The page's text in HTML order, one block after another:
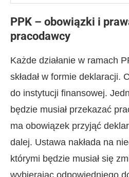
PPK – obowiązki i
pracodawcy
Każde działanie w ramach
składał w formie deklaracji.
do instytucji finansowej.
będzie musiał przekazać
ma obowiązek przyjąć
dalej. Ustawa nakłada na
którymi będzie musiał się
wybierając odpowiedniego